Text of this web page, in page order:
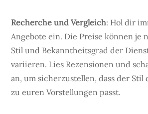
Recherche und Vergleich: Hol dir
Angebote ein. Die Preise können je
Stil und Bekanntheitsgrad der
variieren. Lies Rezensionen und
an, um sicherzustellen, dass der Stil
zu euren Vorstellungen passt.